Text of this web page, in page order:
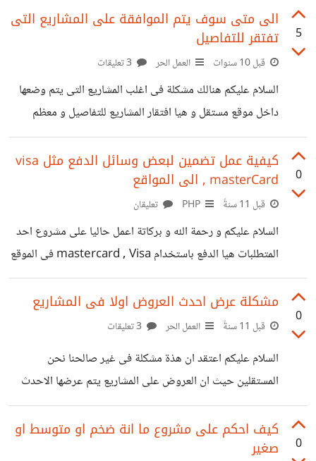
إذ مر اكثر من 14 يوم على المشروع و لم يتم اختيار احد
العروض (المستقلين) يتم اغلاق المشروع تلقائيا إذا لماذا هذا
الشخص صاحب هذا العدد المهول من المشاريع التى تم غلقها ؟!
هل هذا مرضى لادارة الموقع ؟ اعتقد انة من المستحيل
5
الى متى سوف يتم الموافقة على المشاريع التى
تفتقر للتفاصيل
قبل 10 سنوات العمل الحر
السلام عليكم هنالك مشكلة فى اغلب المشاريع التى يتم وضعها
داخل موقع مستقل و هيا افتقار المشاريع للتفاصيل و معظم
العملاء يقول و اقتبس "هناك تفاصيل أكثر متعلقة بالمشروع
سوف يتم توفيرها لمن يتقدم بعرضه هنا " مثال 1 " كامل
من هذا القبيل كيف يتم قبول هذة المشاريع بدون تفاصيل كافية
و كيف يتم الموافقة على نشرها !! اقابل مشكلة و هيا اننى لا
استطيع تحديد الوقت
0
كيفية عمل تضمين لبعض وسائل الدفع مثل visa
, masterCard الى المواقع
قبل 11 سنةً تعليقان
السلام عليكم و رحمة الله و بركاتة اعمل حاليا على مشروع احد
المتطلبات هيا الدفع باستخدام mastercard , Visa فى الموقع
لقد بحثت و لاكنى لم اصل الى نتيجة برجاء المساعة ماهو ال
كيف تتم من الاساس هذة العملية !!!
0
مشكلة عرض احدث العروض اولا فى المشاريع
قبل 11 سنةً العمل الحر
السلام عليكم اعتقد ان هذة مشكلة فى غير صالحنا نحن
المستقلين حيث ان العروض على المشاريع يتم عرضها الاحدث
اولا و الاقدم فى الاخر هذا غير منطقى بالمرة لانة يضيع على
فرصة ان اكون اول من وضع الbid ايضا يضيع فرصتى فى ان
اكون اول عرض يراة صاحب المشروع و هذا غير عادل نهائى هل
0
كيف احكم على مشروع ما انة ضخم او متوسط او
صغير